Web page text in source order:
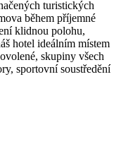
turistických
během příjemné
klidnou polohu,
hotel ideálním místem
skupiny všech
sportovní soustředění